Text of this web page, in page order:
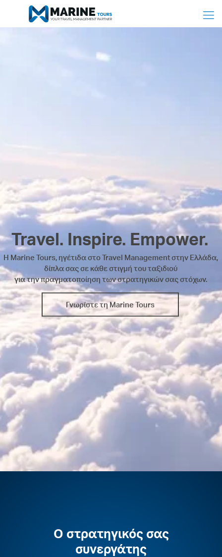
Travel. Inspire. Empower.
Γνωρίστε τη Marine Tours
H Marine Tours, ηγέτιδα στο Travel Management στην Ελλάδα,
δίπλα σας σε κάθε στιγμή του ταξιδιού
για την πραγματοποίηση των στρατηγικών σας στόχων.
Ο στρατηγικός σας
συνεργάτης